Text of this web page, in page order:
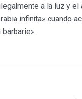
a la luz y
infinita» cuando